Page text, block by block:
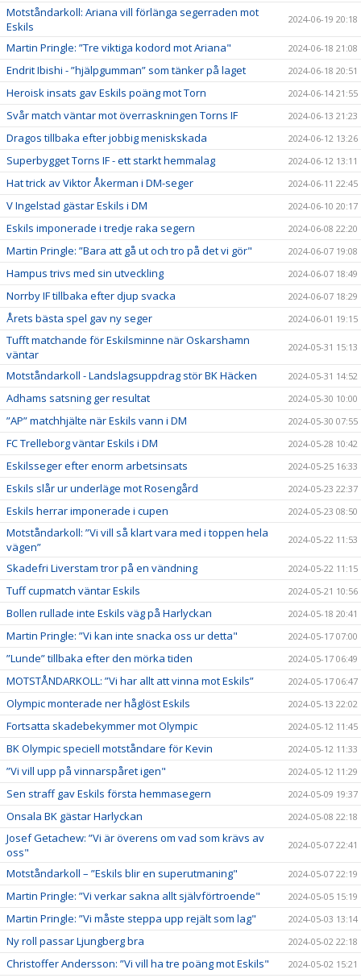
Motståndarkoll: Ariana vill förlänga segerraden mot
Eskils
2024-06-19 20:18
Martin Pringle: ”Tre viktiga kodord mot Ariana" 2024-06-18 21:08
Endrit Ibishi - ”hjälpgumman” som tänker på laget 2024-06-18 20:51
Heroisk insats gav Eskils poäng mot Torn 2024-06-14 21:55
Svår match väntar mot överraskningen Torns IF 2024-06-13 21:23
Dragos tillbaka efter jobbig meniskskada 2024-06-12 13:26
Superbygget Torns IF - ett starkt hemmalag 2024-06-12 13:11
Hat trick av Viktor Åkerman i DM-seger 2024-06-11 22:45
V Ingelstad gästar Eskils i DM 2024-06-10 20:17
Eskils imponerade i tredje raka segern 2024-06-08 22:20
Martin Pringle: ”Bara att gå ut och tro på det vi gör" 2024-06-07 19:08
Hampus trivs med sin utveckling 2024-06-07 18:49
Norrby IF tillbaka efter djup svacka 2024-06-07 18:29
Årets bästa spel gav ny seger 2024-06-01 19:15
Tufft matchande för Eskilsminne när Oskarshamn
väntar
2024-05-31 15:13
Motståndarkoll - Landslagsuppdrag stör BK Häcken 2024-05-31 14:52
Adhams satsning ger resultat 2024-05-30 10:00
”AP” matchhjälte när Eskils vann i DM 2024-05-30 07:55
FC Trelleborg väntar Eskils i DM 2024-05-28 10:42
Eskilsseger efter enorm arbetsinsats 2024-05-25 16:33
Eskils slår ur underläge mot Rosengård 2024-05-23 22:37
Eskils herrar imponerade i cupen 2024-05-23 08:50
Motståndarkoll: ”Vi vill så klart vara med i toppen hela
vägen”
2024-05-22 11:53
Skadefri Liverstam tror på en vändning 2024-05-22 11:15
Tuff cupmatch väntar Eskils 2024-05-21 10:56
Bollen rullade inte Eskils väg på Harlyckan 2024-05-18 20:41
Martin Pringle: ”Vi kan inte snacka oss ur detta" 2024-05-17 07:00
”Lunde” tillbaka efter den mörka tiden 2024-05-17 06:49
MOTSTÅNDARKOLL: ”Vi har allt att vinna mot Eskils” 2024-05-17 06:47
Olympic monterade ner håglöst Eskils 2024-05-13 22:02
Fortsatta skadebekymmer mot Olympic 2024-05-12 11:45
BK Olympic speciell motståndare för Kevin 2024-05-12 11:33
”Vi vill upp på vinnarspåret igen" 2024-05-12 11:29
Sen straff gav Eskils första hemmasegern 2024-05-09 19:37
Onsala BK gästar Harlyckan 2024-05-08 22:18
Josef Getachew: ”Vi är överens om vad som krävs av
oss"
2024-05-07 22:41
Motståndarkoll – ”Eskils blir en superutmaning" 2024-05-07 22:19
Martin Pringle: ”Vi verkar sakna allt självförtroende" 2024-05-05 15:19
Martin Pringle: ”Vi måste steppa upp rejält som lag" 2024-05-03 13:14
Ny roll passar Ljungberg bra 2024-05-02 22:18
Christoffer Andersson: ”Vi vill ha tre poäng mot Eskils" 2024-05-02 15:21